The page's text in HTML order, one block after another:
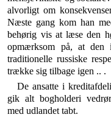
alvorligt om
Næste gang kom han
behørig vis at læse den
opmærksom på, at den
traditionelle russiske
trække sig tilbage igen .. .
De ansatte i
gik alt bogholderi
med udlandet tabt.